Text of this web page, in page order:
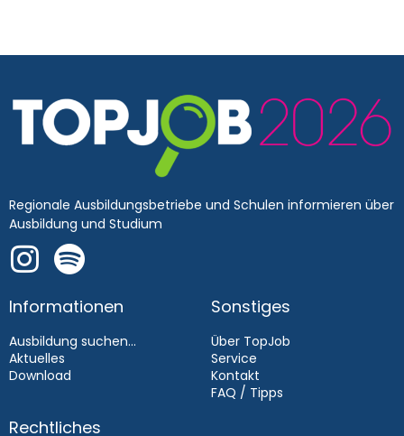
Regionale Ausbildungsbetriebe und Schulen informieren über
Ausbildung und Studium
Informationen
Ausbildung suchen...
Aktuelles
Download
Sonstiges
Über TopJob
Service
Kontakt
FAQ / Tipps
Rechtliches